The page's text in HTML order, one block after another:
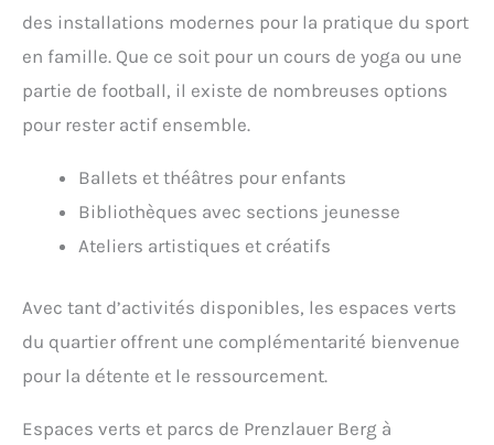
des installations modernes pour la pratique du sport
en famille. Que ce soit pour un cours de yoga ou une
partie de football, il existe de nombreuses options
pour rester actif ensemble.
Ballets et théâtres pour enfants
Bibliothèques avec sections jeunesse
Ateliers artistiques et créatifs
Avec tant d’activités disponibles, les espaces verts
du quartier offrent une complémentarité bienvenue
pour la détente et le ressourcement.
Espaces verts et parcs de Prenzlauer Berg à